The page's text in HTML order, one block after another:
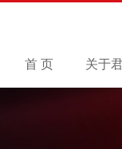
首 页 关于